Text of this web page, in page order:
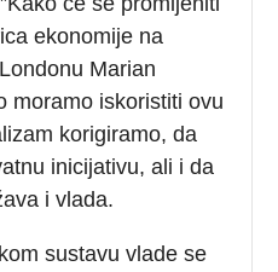
ekonomije na
Marian
moramo iskoristiti ovu
korigiramo, da
inicijativu, ali i da
i vlada.
sustavu vlade se